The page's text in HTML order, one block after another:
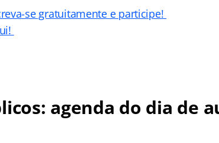
se gratuitamente e participe!
agenda do dia de